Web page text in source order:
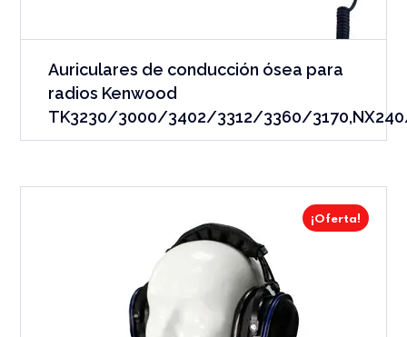
Auriculares de conducción ósea para
radios Kenwood
TK3230/3000/3402/3312/3360/
¡Oferta!